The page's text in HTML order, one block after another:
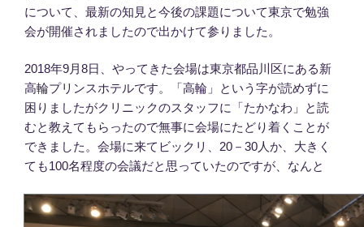
について、最新の知見と今後の課題について東京で勉強
会が開催されましたので出かけて参りました。
2018年9月8日、やってきた会場は東京都品川区にある新
高輪プリンスホテルです。「高輪」という字が読めずに
困りましたがクリニックのスタッフに「たかなわ」と読
むと教えてもらったので無事に会場にたどり着くことが
できました。会場に来てビックリ、20－30人か、大きく
ても100名程度の会議だと思っていたのですが、なんと